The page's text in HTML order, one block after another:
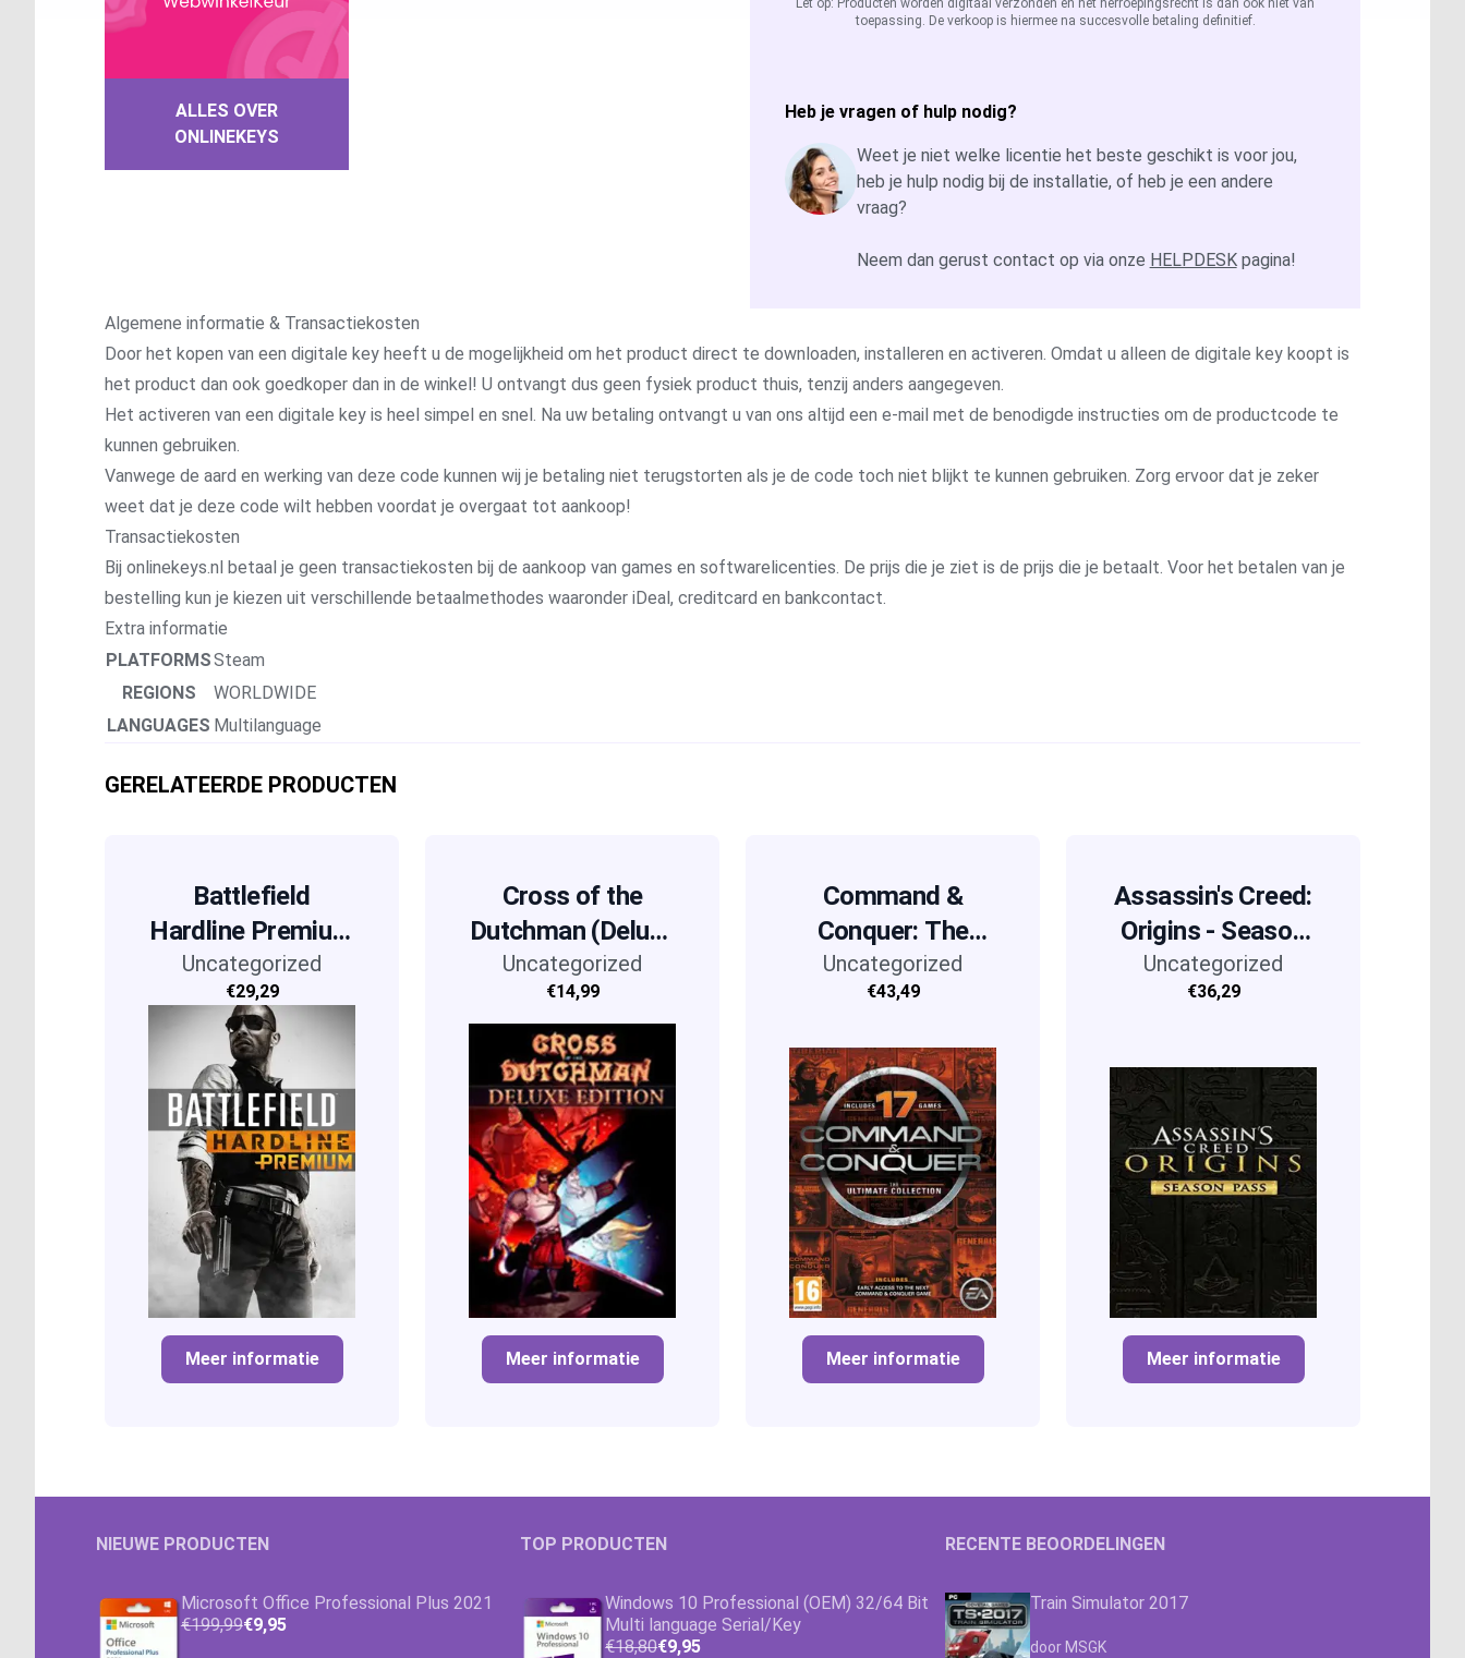
Let op: Producten worden digitaal verzonden en het herroepingsrecht is dan ook niet van
toepassing. De verkoop is hiermee na succesvolle betaling definitief.
Heb je vragen of hulp nodig?
Weet je niet welke licentie het beste geschikt is voor jou,
heb je hulp nodig bij de installatie, of heb je een andere
vraag?
Neem dan gerust contact op via onze HELPDESKpagina!
ALLES OVER
ONLINEKEYS
Algemene informatie & Transactiekosten
Door het kopen van een digitale key heeft u de mogelijkheid om het product direct te downloaden, installeren en activeren. Omdat u alleen de digitale key koopt is
het product dan ook goedkoper dan in de winkel! U ontvangt dus geen fysiek product thuis, tenzij anders aangegeven.
Het activeren van een digitale key is heel simpel en snel. Na uw betaling ontvangt u van ons altijd een e-mail met de benodigde instructies om de productcode te
kunnen gebruiken.
Vanwege de aard en werking van deze code kunnen wij je betaling niet terugstorten als je de code toch niet blijkt te kunnen gebruiken. Zorg ervoor dat je zeker
weet dat je deze code wilt hebben voordat je overgaat tot aankoop!
Transactiekosten
Bij onlinekeys.nl betaal je geen transactiekosten bij de aankoop van games en softwarelicenties. De prijs die je ziet is de prijs die je betaalt. Voor het betalen van je
bestelling kun je kiezen uit verschillende betaalmethodes waaronder iDeal, creditcard en bankcontact.
Extra informatie
PLATFORMSSteam
REGIONS
WORLDWIDE
LANGUAGES Multilanguage
GERELATEERDE PRODUCTEN
Battlefield
Hardline Premium
Pack
Uncategorized
€29,29
Meer informatie
Cross of the
Dutchman (Deluxe
Edition)
Uncategorized
€14,99
Meer informatie
Command &
Conquer: The
Ultimate
Collection
Uncategorized
€43,49
Meer informatie
Assassin's Creed:
Origins - Season
Pass (DLC)
Uncategorized
€36,29
Meer informatie
NIEUWE PRODUCTEN
Microsoft Office Professional Plus 2021
€199,99€9,95
TOP PRODUCTEN
Windows 10 Professional (OEM) 32/64 Bit
Multi language Serial/Key
€18,80€9,95
RECENTE BEOORDELINGEN
Train Simulator 2017
Waardering
door MSGK